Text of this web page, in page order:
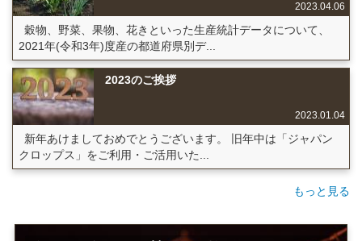
2023.04.06
穀物、野菜、果物、花きといった生産統計データについて、
2021年(令和3年)度産の都道府県別デ...
2023のご挨拶
2023.01.04
新年あけましておめでとうございます。 旧年中は「ジャパン
クロップス」をご利用・ご活用いた...
もっと見る